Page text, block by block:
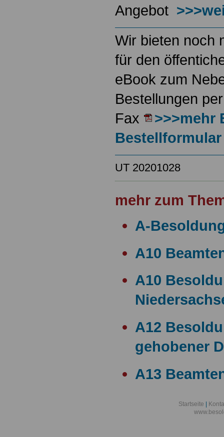
Angebot
Wir bieten noch
für den
eBook zum
Bestellungen
Fax
>>>mehr
Bestellformular
UT 20201028
mehr zum
A-
A10
A10
A12
gehobener
A13
A13
Startseite